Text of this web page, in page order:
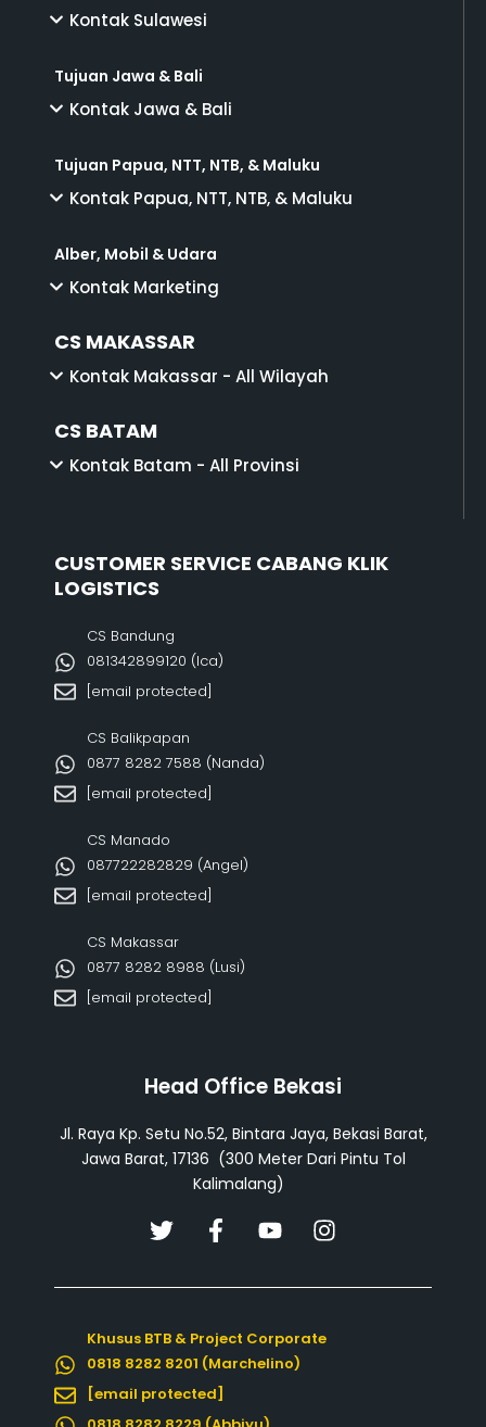
Kontak Sulawesi
Tujuan Jawa & Bali
Kontak Jawa & Bali
Tujuan Papua, NTT, NTB, & Maluku
Kontak Papua, NTT, NTB, & Maluku
Alber, Mobil & Udara
Kontak Marketing
CS MAKASSAR
Kontak Makassar - All Wilayah
CS BATAM
Kontak Batam - All Provinsi
CUSTOMER SERVICE CABANG KLIK
LOGISTICS
CS Bandung
081342899120‬ (Ica)
[email protected]
CS Balikpapan
0877 8282 7588 (Nanda)
[email protected]
CS Manado
087722282829 (Angel)
[email protected]
CS Makassar
0877 8282 8988 (Lusi)
[email protected]
Head Office Bekasi
Jl. Raya Kp. Setu No.52, Bintara Jaya, Bekasi Barat,
Jawa Barat, 17136 (300 Meter Dari Pintu Tol
Kalimalang)
T
e
r
F
o
o
k
-
Y
b
e
I
g
Khusus BTB & Project Corporate
0818 8282 8201 (Marchelino)
[email protected]